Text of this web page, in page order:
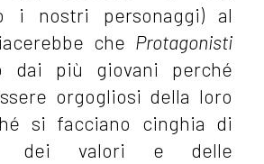
i nostri personaggi) al
che Protagonisti
dai più giovani perché
orgogliosi della loro
si facciano cinghia di
dei valori e delle